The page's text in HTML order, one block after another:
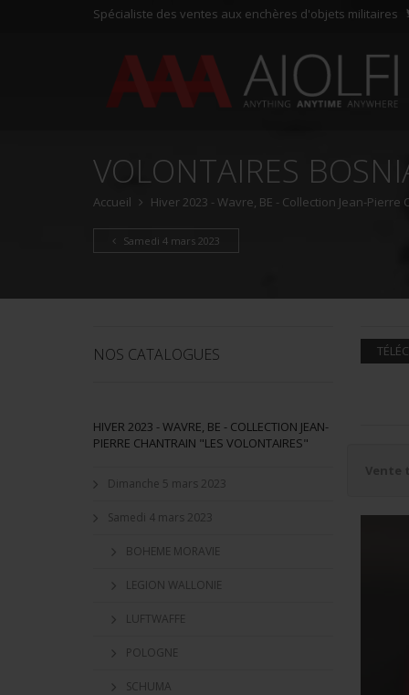
Spécialiste des ventes aux enchères d'objets militaires
VOLONTAIRES
Accueil Hiver 2023 - Wavre, BE - Collection Jean-
Samedi 4 mars 2023
NOS CATALOGUES
HIVER 2023 - WAVRE, BE - COLLECTION JEAN-
PIERRE CHANTRAIN "LES VOLONTAIRES"
Dimanche 5 mars 2023
Samedi 4 mars 2023
BOHEME MORAVIE
LEGION WALLONIE
LUFTWAFFE
POLOGNE
SCHUMA